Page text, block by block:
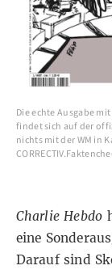
Die echte Ausgabe
findet sich auf der
nichts mit der WM in
Charlie Hebdo
eine
Darauf sind